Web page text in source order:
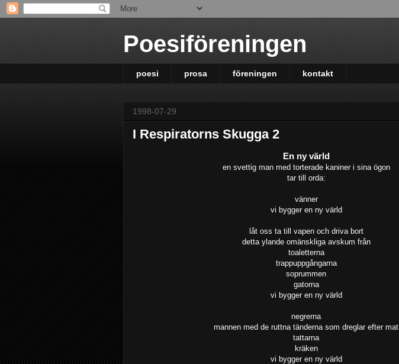
Poesiföreningen
poesi prosa föreningen kontakt
1998-07-29
I Respiratorns Skugga 2
En ny värld
en svettig man med torterade kaniner i sina ögon
tar till orda:
vänner
vi bygger en ny värld
låt oss ta till vapen och driva bort
detta ylande omänskliga avskum från
toaletterna
trappuppgångarna
soprummen
gatorna
vi bygger en ny värld
negrerna
mannen med de ruttna tänderna som dreglar efter mat
tattarna
kräken
vi bygger en ny värld